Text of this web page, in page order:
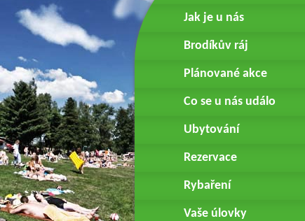
Jak je u nás
Brodíkův ráj
Plánované akce
Co se u nás událo
Ubytování
Rezervace
Rybaření
Vaše úlovky